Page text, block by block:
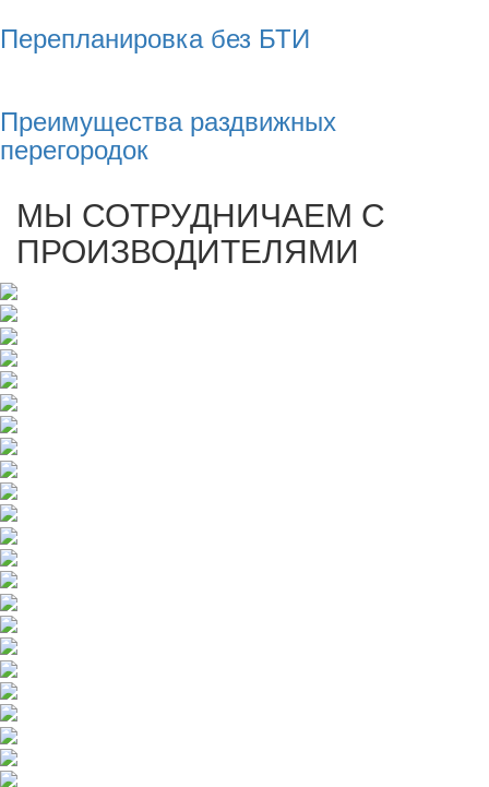
Перепланировка без БТИ
Преимущества раздвижных
перегородок
МЫ СОТРУДНИЧАЕМ С
ПРОИЗВОДИТЕЛЯМИ